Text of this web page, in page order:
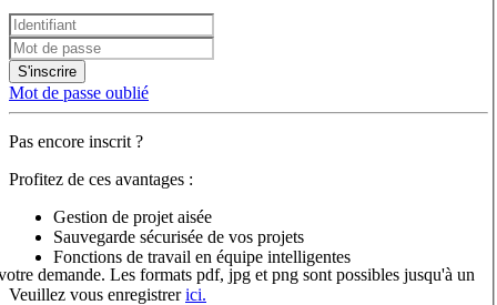
S'inscrire
Mot de passe oublié
Pas encore inscrit ?
Profitez de ces avantages :
Gestion de projet aisée
Sauvegarde sécurisée de vos projets
Fonctions de travail en équipe intelligentes
Veuillez vous enregistrerici.
demande. Les formats pdf, jpg et png sont possibles jusqu'à un